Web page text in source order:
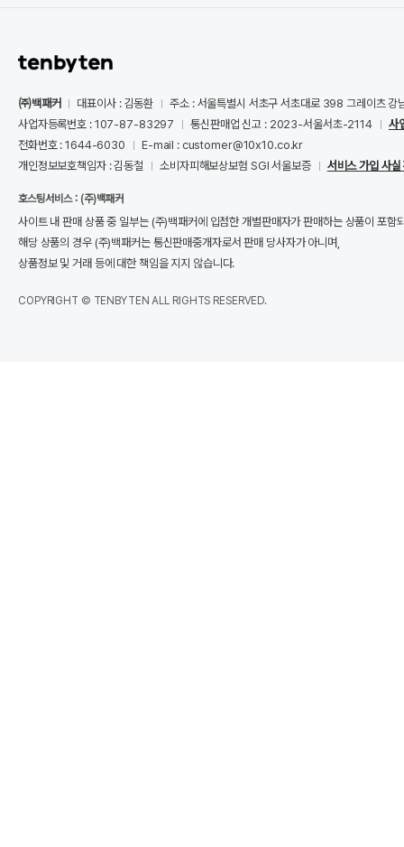
㈜백패커 대표이사 : 김동환
주소 : 서울특별시 서초구 서초대로 398 그레이츠 강
사업자등록번호 : 107-87-83297
통신판매업 신고 : 2023-서울서초-2114
사
전화번호 : 1644-6030
E-mail : customer@10x10.co.kr
개인정보보호책임자 : 김동철
소비자피해보상보험 SGI 서울보증 서비스 가입 사실
호스팅서비스 : (주)백패커
사이트 내 판매 상품 중 일부는 (주)백패커에 입점한 개별판매자가 판매하는 상품이 포함
해당 상품의 경우 (주)백패커는 통신판매중개자로서 판매 당사자가 아니며,
상품정보 및 거래 등에 대한 책임을 지지 않습니다.
COPYRIGHT © TENBYTEN ALL RIGHTS RESERVED.